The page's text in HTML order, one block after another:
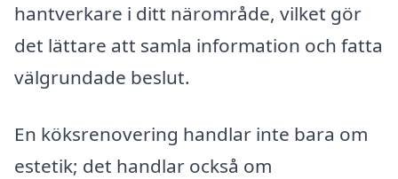
hantverkare i ditt närområde, vilket gör
det lättare att samla information och fatta
välgrundade beslut.
En köksrenovering handlar inte bara om
estetik; det handlar också om